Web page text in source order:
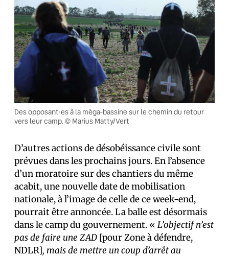
Des opposant·es à la méga-bassine sur le chemin du retour
vers leur camp. © Marius Matty/Vert
D’autres actions de désobéissance civile sont
prévues dans les prochains jours. En l’absence
d’un moratoire sur des chantiers du même
acabit, une nouvelle date de mobilisation
nationale, à l’image de celle de ce week-end,
pourrait être annoncée. La balle est désormais
dans le camp du gouvernement. « L’objectif n’est
pas de faire une ZAD [pour Zone à défendre,
NDLR], mais de mettre un coup d’arrêt au